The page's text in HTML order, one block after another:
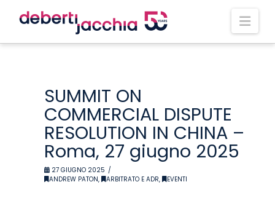
SUMMIT ON
COMMERCIAL DISPUTE
RESOLUTION IN CHINA –
Roma, 27 giugno 2025
27 GIUGNO 2025
ANDREW PATON, ARBITRATO E ADR, EVENTI